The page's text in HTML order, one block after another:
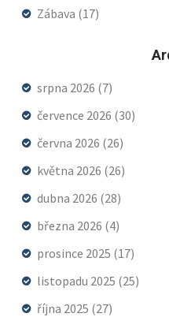
Zábava (17)
srpna 2026 (7)
července 2026 (30)
června 2026 (26)
května 2026 (26)
dubna 2026 (28)
března 2026 (4)
prosince 2025 (17)
listopadu 2025 (25)
října 2025 (27)